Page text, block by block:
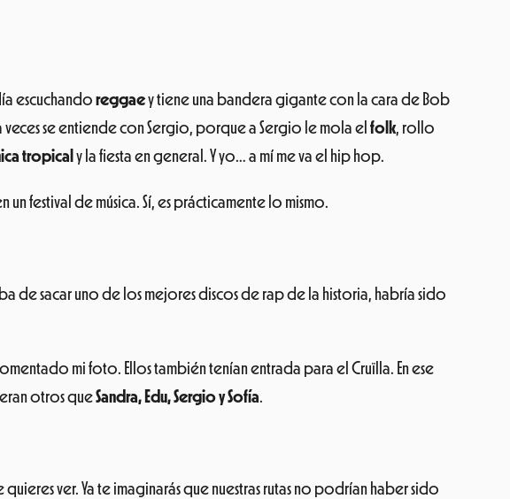
escuchando reggaey tiene una bandera gigante con la cara de Bob
veces se entiende con Sergio, porque a Sergio le mola el folk, rollo
tropical y la fiesta en general. Y yo… a mí me va el hip hop.
festival de música. Sí, es prácticamente lo mismo.
de sacar uno de los mejores discos de rap de la historia, habría sido
mi foto. Ellos también tenían entrada para el Cruïlla. En ese
otros queSandra, Edu, Sergio y Sofía.
ver. Ya te imaginarás que nuestras rutas no podrían haber sido